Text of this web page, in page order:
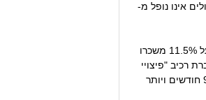
אינו נופל מ-
3) מי שבמועד הקובע או לאחריו מבוטח או שמעבידו מחויב לבטחו, מכוח הסכם לביטוח פנסיוני, כך ששיעור ההפרשות בגינו עומד לכל הפחות על 11.5% משכרו
רכיב "פיצויי
הפיטורים", בהתאם לשיעורים, למועדים ולשכר המפורטים בסעיף 6 להלן וכן יחולו הוראות סעיף 5 לצו זה. לגבי עובד שביום 1 בינואר 2008, מועסק 9 חודשים ויותר